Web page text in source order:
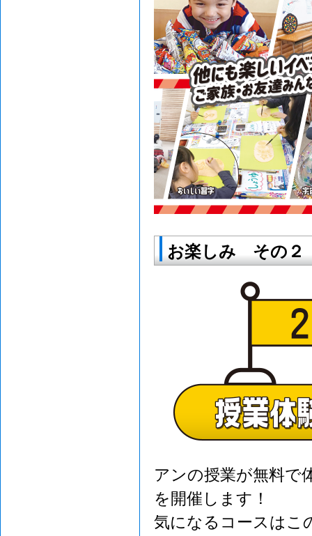
お楽しみ その２
アンの授業が無料で
を開催します！
気になるコースはこ